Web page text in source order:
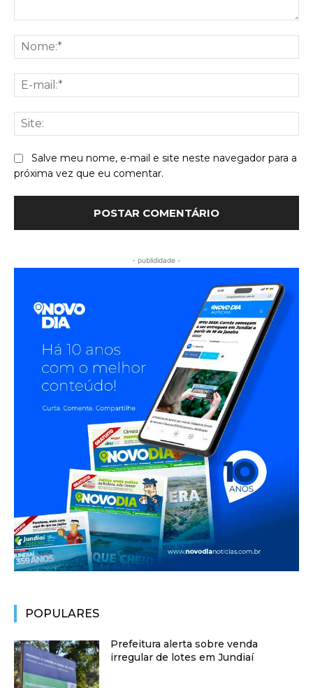
Salve meu nome, e-mail e site neste navegador para a
próxima vez que eu comentar.
- publididade -
POPULARES
Prefeitura alerta sobre venda
irregular de lotes em Jundiaí